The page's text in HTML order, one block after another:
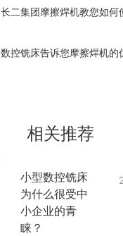
长二集团摩擦焊机教您如何
数控铣床告诉您摩擦焊机的
相关推荐
小型数控铣床
为什么很受中
小企业的青
睐？